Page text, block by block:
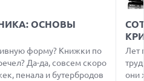
FATHOM ВРЯД ЛИ
МОДЕЛЕЙ КОМПАНИИ
ОСНОВЫ
форму? Книжки по
Да-да, совсем скоро
пенала и бутербродов
Лет
они